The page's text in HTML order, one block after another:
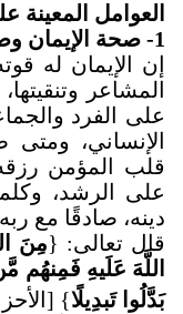
العوامل المعينة
1- صحة الإيمان وصلابة الدين
إن الإيمان له
المشاعر
على الفرد
الإنساني،
قلب المؤمن رزقه
على الرشد،
دينه، صادقًا مع
قال تعالى: {مِنَ
اللَّهَ عَلَيهِ
بَدَّلُوا تَبدِيلًا}